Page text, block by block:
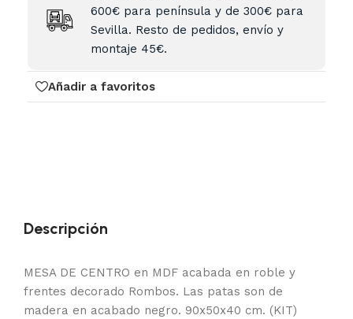
600€ para península y de 300€ para
Sevilla. Resto de pedidos, envío y
montaje 45€.
Añadir a favoritos
Descripción
MESA DE CENTRO en MDF acabada en roble y
frentes decorado Rombos. Las patas son de
madera en acabado negro. 90x50x40 cm. (KIT)